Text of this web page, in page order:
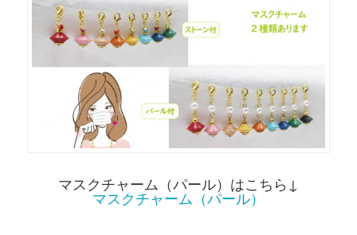
マスクチャーム（パール）はこちら↓
マスクチャーム（パール）